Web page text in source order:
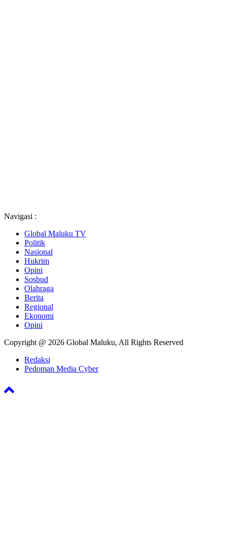
Navigasi :
Global Maluku TV
Politik
Nasional
Hukrim
Opini
Sosbud
Olahraga
Berita
Regional
Ekonomi
Opini
Copyright @ 2026 Global Maluku, All Rights Reserved
Redaksi
Pedoman Media Cyber